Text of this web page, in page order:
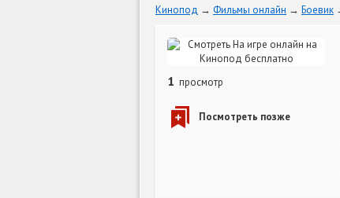
Кинопод Фильмы онлайн Боевик
1 просмотр